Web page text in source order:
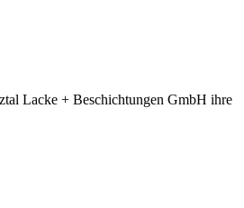
Lacke + Beschichtungen GmbH ihre